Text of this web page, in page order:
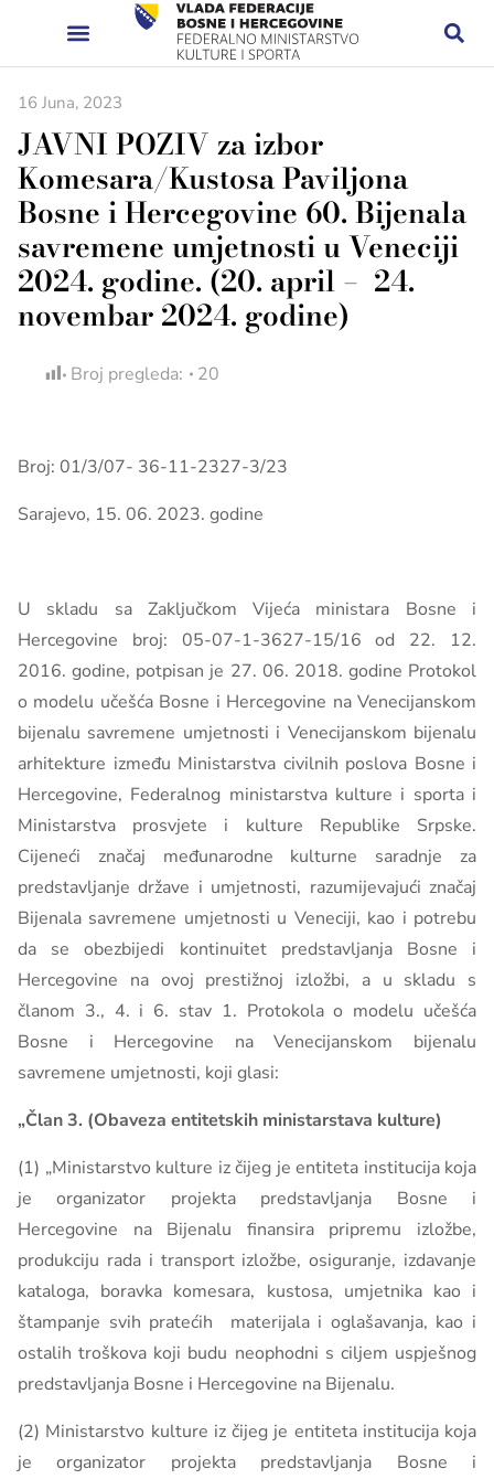
16 Juna, 2023
JAVNI POZIV za izbor
Komesara/Kustosa Paviljona
Bosne i Hercegovine 60. Bijenala
savremene umjetnosti u Veneciji
2024. godine. (20. april – 24.
novembar 2024. godine)
Broj pregleda: 20
Broj: 01/3/07- 36-11-2327-3/23
Sarajevo, 15. 06. 2023. godine
U skladu sa Zaključkom Vijeća ministara Bosne i
Hercegovine broj: 05-07-1-3627-15/16 od 22. 12.
2016. godine, potpisan je 27. 06. 2018. godine Protokol
o modelu učešća Bosne i Hercegovine na Venecijanskom
bijenalu savremene umjetnosti i Venecijanskom bijenalu
arhitekture između Ministarstva civilnih poslova Bosne i
Hercegovine, Federalnog ministarstva kulture i sporta i
Ministarstva prosvjete i kulture Republike Srpske.
Cijeneći značaj međunarodne kulturne saradnje za
predstavljanje države i umjetnosti, razumijevajući značaj
Bijenala savremene umjetnosti u Veneciji, kao i potrebu
da se obezbijedi kontinuitet predstavljanja Bosne i
Hercegovine na ovoj prestižnoj izložbi, a u skladu s
članom 3., 4. i 6. stav 1. Protokola o modelu učešća
Bosne i Hercegovine na Venecijanskom bijenalu
savremene umjetnosti, koji glasi:
„Član 3. (Obaveza entitetskih ministarstava kulture)
(1) „Ministarstvo kulture iz čijeg je entiteta institucija koja
je organizator projekta predstavljanja Bosne i
Hercegovine na Bijenalu finansira pripremu izložbe,
produkciju rada i transport izložbe, osiguranje, izdavanje
kataloga, boravka komesara, kustosa, umjetnika kao i
štampanje svih pratećih materijala i oglašavanja, kao i
ostalih troškova koji budu neophodni s ciljem uspješnog
predstavljanja Bosne i Hercegovine na Bijenalu.
(2) Ministarstvo kulture iz čijeg je entiteta institucija koja
je organizator projekta predstavljanja Bosne i